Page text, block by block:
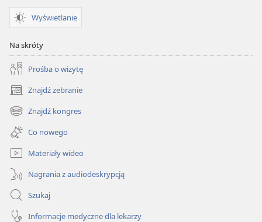
Wyświetlanie
Na skróty
Prośba o wizytę
Znajdź zebranie
(opens
new
window)
Znajdź kongres
(opens
new
window)
Co nowego
Materiały wideo
Nagrania z audiodeskrypcją
Szukaj
Informacje medyczne dla lekarzy